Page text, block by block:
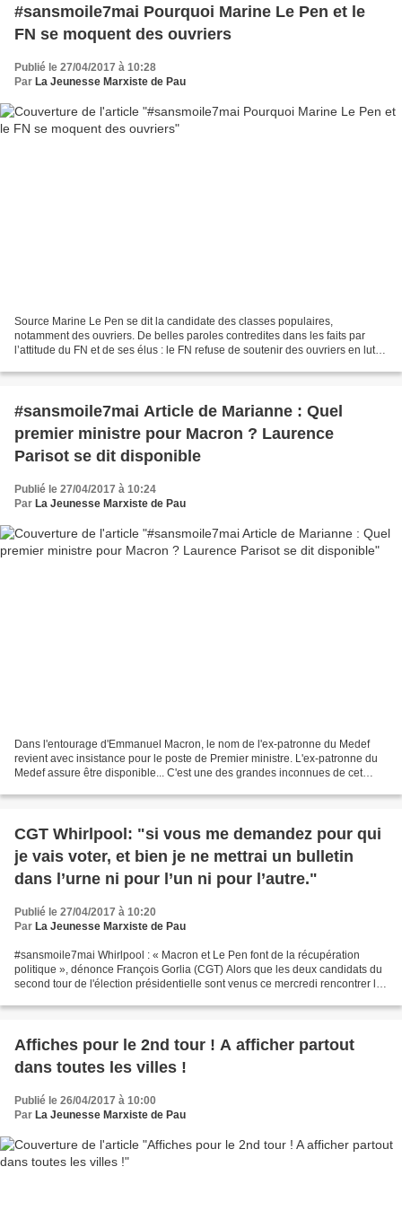
#sansmoile7mai Pourquoi Marine Le Pen et le
FN se moquent des ouvriers
Publié le 27/04/2017 à 10:28
Par La Jeunesse Marxiste de Pau
Source Marine Le Pen se dit la candidate des classes populaires,
notamment des ouvriers. De belles paroles contredites dans les faits par
l’attitude du FN et de ses élus : le FN refuse de soutenir des ouvriers en lutte
#sansmoile7mai Article de Marianne : Quel
premier ministre pour Macron ? Laurence
Parisot se dit disponible
Publié le 27/04/2017 à 10:24
Par La Jeunesse Marxiste de Pau
Dans l'entourage d'Emmanuel Macron, le nom de l'ex-patronne du Medef
revient avec insistance pour le poste de Premier ministre. L'ex-patronne du
Medef assure être disponible... C'est une des grandes inconnues de cet
CGT Whirlpool: "si vous me demandez pour qui
je vais voter, et bien je ne mettrai un bulletin
dans l’urne ni pour l’un ni pour l’autre."
Publié le 27/04/2017 à 10:20
Par La Jeunesse Marxiste de Pau
#sansmoile7mai Whirlpool : « Macron et Le Pen font de la récupération
politique », dénonce François Gorlia (CGT) Alors que les deux candidats du
second tour de l'élection présidentielle sont venus ce mercredi rencontrer les
Affiches pour le 2nd tour ! A afficher partout
dans toutes les villes !
Publié le 26/04/2017 à 10:00
Par La Jeunesse Marxiste de Pau